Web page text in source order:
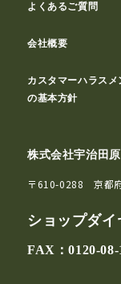
よくあるご質問
会社概要
カスタマーハラスメ
の基本方針
株式会社宇治田
〒610-0288 京都府
ショップダイ
FAX：0120-08-